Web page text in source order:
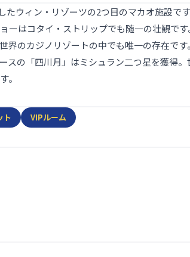
ウィン・リゾーツの2つ目のマカオ施設で
ーはコタイ・ストリップでも随一の壮観で
界のカジノリゾートの中でも唯一の存在で
スの「四川月」はミシュラン二つ星を獲得
。
ト VIPルーム